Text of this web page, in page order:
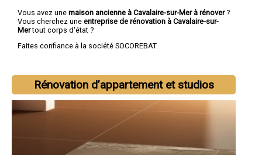
Vous avez une maison ancienne à Cavalaire-sur-Mer à rénover?
Vous cherchez une entreprise de rénovation à Cavalaire-sur-
Mertout corps d'état ?
Faites confiance à la société SOCOREBAT.
Rénovation d’appartement et studios